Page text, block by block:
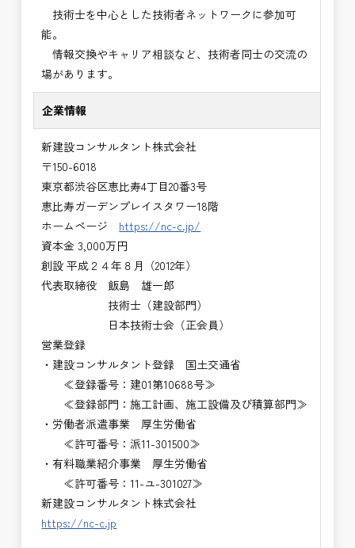
技術士を中心とした技術者ネットワークに参加可
能。
情報交換やキャリア相談など、技術者同士の交流の
場があります。
企業情報
新建設コンサルタント株式会社
〒150-6018
東京都渋谷区恵比寿4丁目20番3号
恵比寿ガーデンプレイスタワー18階
ホームページ https://nc-c.jp/
資本金 3,000万円
創設 平成２４年８月（2012年）
代表取締役 飯島 雄一郎
技術士（建設部門）
日本技術士会（正会員）
営業登録
・建設コンサルタント登録 国土交通省
≪登録番号：建01第10688号≫
≪登録部門：施工計画、施工設備及び積算部門≫
・労働者派遣事業 厚生労働省
≪許可番号：派11-301500≫
・有料職業紹介事業 厚生労働省
≪許可番号：11-ユ-301027≫
新建設コンサルタント株式会社
https://nc-c.jp